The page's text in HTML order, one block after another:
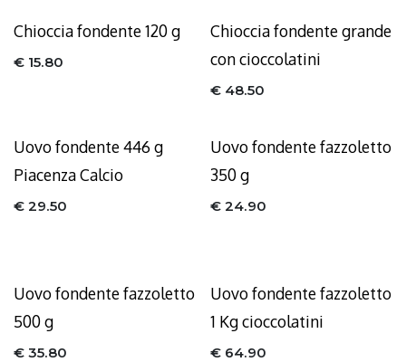
Chioccia fondente 120 g
€ 15.80
Chioccia fondente grande
con cioccolatini
€ 48.50
Uovo fondente 446 g
Piacenza Calcio
€ 29.50
Uovo fondente fazzoletto
350 g
€ 24.90
Uovo fondente fazzoletto
500 g
€ 35.80
Uovo fondente fazzoletto
1 Kg cioccolatini
€ 64.90